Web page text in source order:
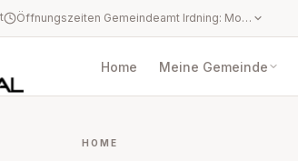
Öffnungszeiten Gemeindeamt Irdning: Montag bis Freitag von 08:00 Uhr bis 12:00 Uhr Nachmittags Parteienverkehr nach telefonischer Vereinbarung. Öffnungszeiten Servicestelle Donnersbachwald: jeden ersten Freitag im Monat von 07:00 Uhr bis 12:00 Uhr
Home Meine Gemeinde
HOME